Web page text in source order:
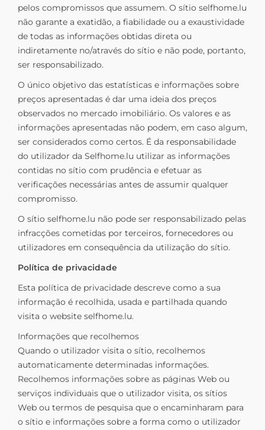
pelos compromissos que assumem. O sítio selfhome.lu
não garante a exatidão, a fiabilidade ou a exaustividade
de todas as informações obtidas direta ou
indiretamente no/através do sítio e não pode, portanto,
ser responsabilizado.
O único objetivo das estatísticas e informações sobre
preços apresentadas é dar uma ideia dos preços
observados no mercado imobiliário. Os valores e as
informações apresentadas não podem, em caso algum,
ser considerados como certos. É da responsabilidade
do utilizador da Selfhome.lu utilizar as informações
contidas no sítio com prudência e efetuar as
verificações necessárias antes de assumir qualquer
compromisso.
O sítio selfhome.lu não pode ser responsabilizado pelas
infracções cometidas por terceiros, fornecedores ou
utilizadores em consequência da utilização do sítio.
Política de privacidade
Esta política de privacidade descreve como a sua
informação é recolhida, usada e partilhada quando
visita o website selfhome.lu.
Informações que recolhemos
Quando o utilizador visita o sítio, recolhemos
automaticamente determinadas informações.
Recolhemos informações sobre as páginas Web ou
serviços individuais que o utilizador visita, os sítios
Web ou termos de pesquisa que o encaminharam para
o sítio e informações sobre a forma como o utilizador